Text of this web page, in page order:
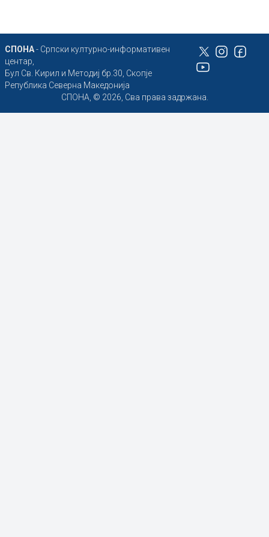
СПОНА- Српски културно-информативен
центар,
Бул Св. Кирил и Методиј бр.30, Скопје
Република Северна Македонија
СПОНА, © 2026, Сва права задржана.